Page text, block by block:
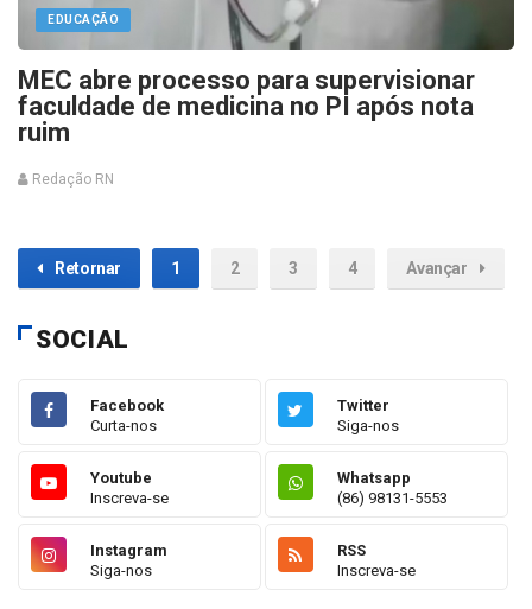
EDUCAÇÃO
MEC abre processo para supervisionar
faculdade de medicina no PI após nota
ruim
Redação RN
Retornar 1 2 3 4 Avançar
SOCIAL
Facebook
Curta-nos
Twitter
Siga-nos
Youtube
Inscreva-se
Whatsapp
(86) 98131-5553
Instagram
Siga-nos
RSS
Inscreva-se